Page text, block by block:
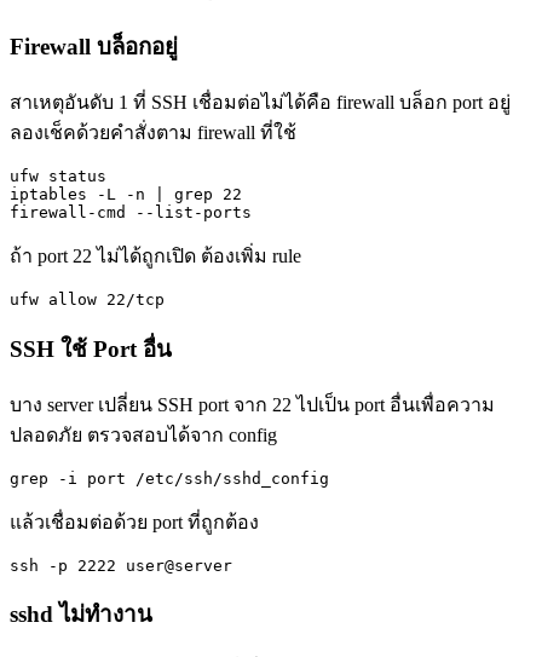
Firewall บล็อกอยู่
สาเหตุอันดับ 1 ที่ SSH เชื่อมต่อไม่ได้คือ firewall บล็อก port อยู่
ลองเช็คด้วยคำสั่งตาม firewall ที่ใช้
ufw status
iptables -L -n | grep 22
firewall-cmd --list-ports
ถ้า port 22 ไม่ได้ถูกเปิด ต้องเพิ่ม rule
ufw allow 22/tcp
SSH ใช้ Port อื่น
บาง server เปลี่ยน SSH port จาก 22 ไปเป็น port อื่นเพื่อความ
ปลอดภัย ตรวจสอบได้จาก config
grep -i port /etc/ssh/sshd_config
แล้วเชื่อมต่อด้วย port ที่ถูกต้อง
ssh -p 2222 user@server
sshd ไม่ทำงาน